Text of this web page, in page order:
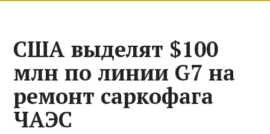
США выделят $100
млн по линии G7 на
ремонт саркофага
ЧАЭС